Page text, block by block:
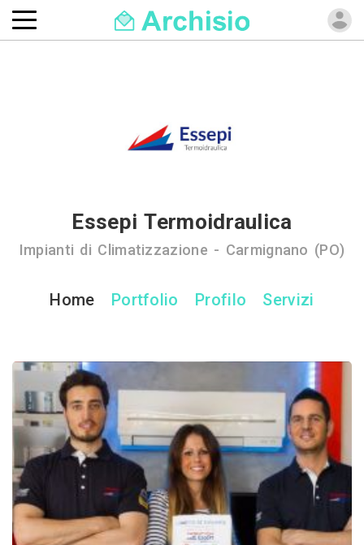
Essepi Termoidraulica
Impianti di Climatizzazione - Carmignano (PO)
Home Portfolio Profilo Servizi